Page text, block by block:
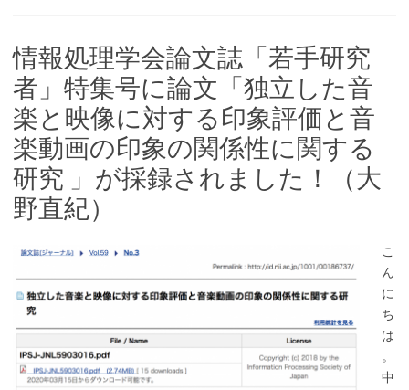
情報処理学会論文誌「若手研究
者」特集号に論文「独立した音
楽と映像に対する印象評価と音
楽動画の印象の関係性に関する
研究 」が採録されました！（大
野直紀）
こ
ん
に
ち
は
。
中